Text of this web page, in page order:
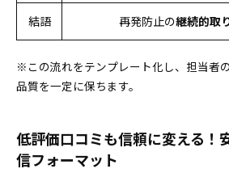
結語 再発防止の継続的取
※この流れをテンプレート化し、担当者
品質を一定に保ちます。
低評価口コミも信頼に変える！
信フォーマット